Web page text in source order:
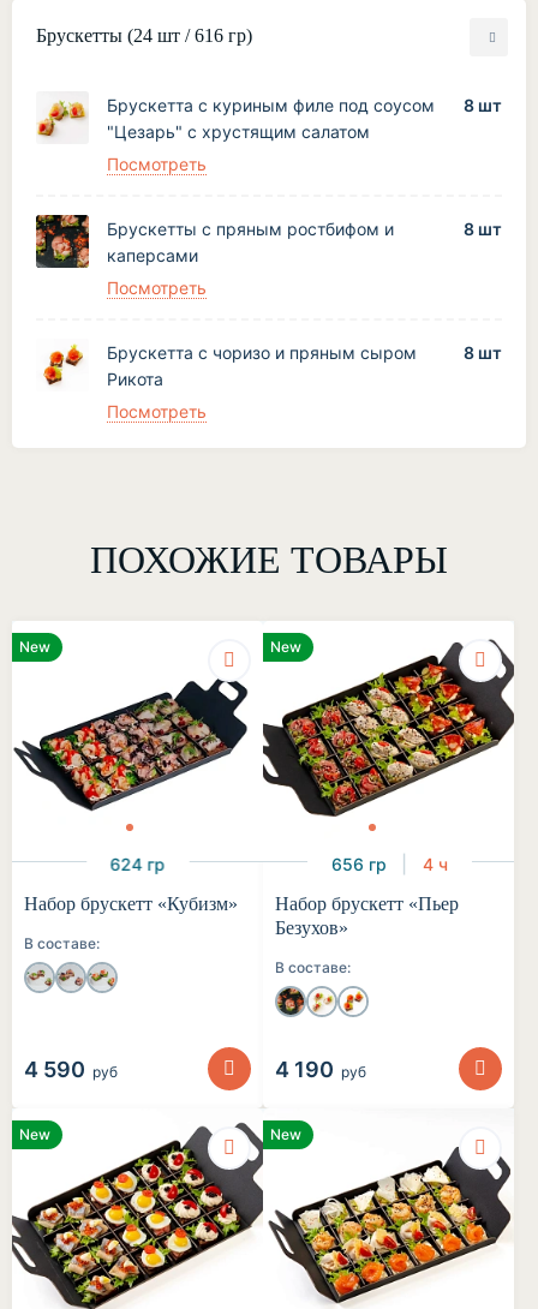
Брускетты (24 шт / 616 гр)
Брускетта с куриным филе под соусом
"Цезарь" с хрустящим салатом
Посмотреть
8 шт
Брускетты с пряным ростбифом и
каперсами
Посмотреть
8 шт
Брускетта с чоризо и пряным сыром
Рикота
Посмотреть
8 шт
ПОХОЖИЕ ТОВАРЫ
New
624 гр
Набор брускетт «Кубизм»
В составе:
4 590 руб
New
656 гр
4 ч
Набор брускетт «Пьер
Безухов»
В составе:
4 190 руб
New New